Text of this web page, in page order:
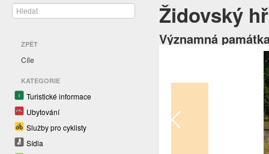
ZPĚT
Cíle
KATEGORIE
Turistické informace
Ubytování
Služby pro cyklisty
Sídla
Židovský
Významná